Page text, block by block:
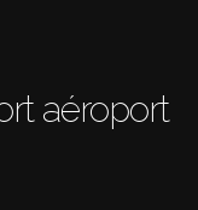
aéroport